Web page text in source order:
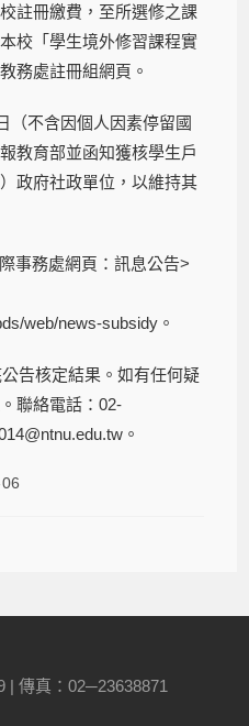
註冊繳費，至所選修之課
校「學生境外修習課程實
務處註冊組網頁。
（不含因個人因素停留國
教育部並函知獲核學生戶
政府社政單位，以維持其
事務處網頁：訊息公告>
web/news-subsidy 。
告核定結果。如有任何疑
聯絡電話：02-
。
| 傳真：02─23638871